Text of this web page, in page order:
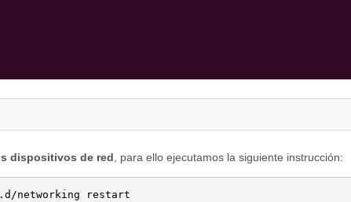
dispositivos de red, para ello ejecutamos la siguiente instrucción:
networking restart